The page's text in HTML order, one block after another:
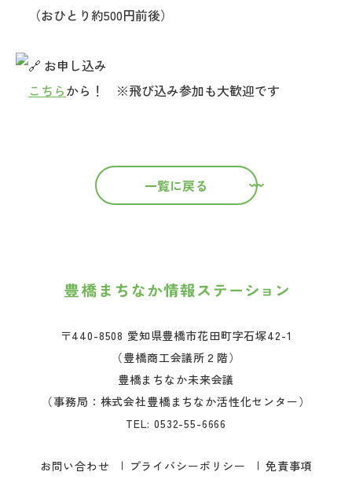
（おひとり約500円前後）
お申し込み
こちらから！ ※飛び込み参加も大歓迎です
一覧に戻る
〒440-8508 愛知県豊橋市花田町字石塚42-1
（豊橋商工会議所２階）
豊橋まちなか未来会議
（事務局：株式会社豊橋まちなか活性化センター）
TEL:0532-55-6666
お問い合わせ プライバシーポリシー 免責事項